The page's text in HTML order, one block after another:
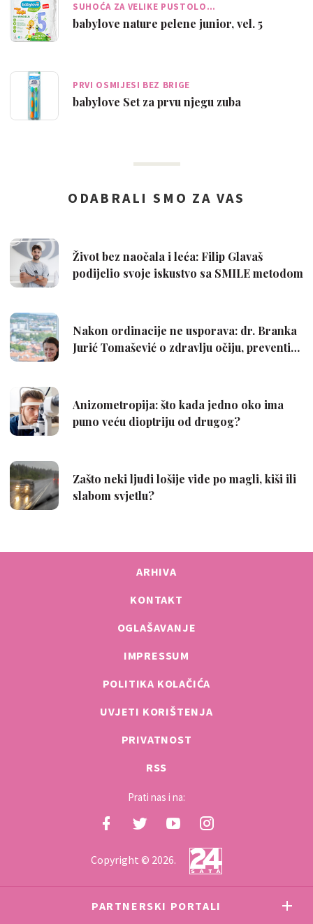
SUHOĆA ZA VELIKE PUSTOLO…
babylove nature pelene junior, vel. 5
PRVI OSMIJESI BEZ BRIGE
babylove Set za prvu njegu zuba
ARHIVA
KONTAKT
OGLAŠAVANJE
IMPRESSUM
POLITIKA KOLAČIĆA
UVJETI KORIŠTENJA
PRIVATNOST
RSS
Prati nas i na:
Copyright © 2026.
PARTNERSKI PORTALI